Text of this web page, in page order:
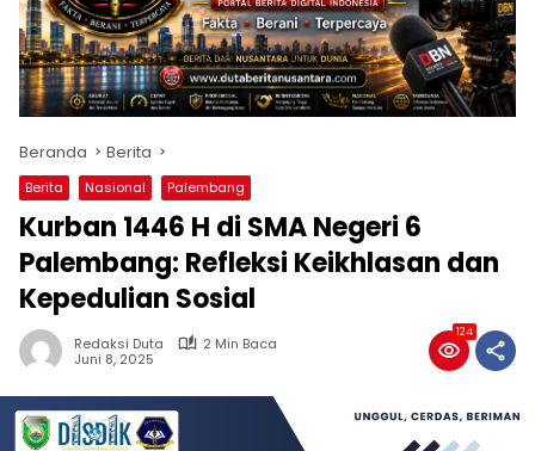
Beranda Berita
Berita Nasional Palembang
Kurban 1446 H di SMA Negeri 6
Palembang: Refleksi Keikhlasan dan
Kepedulian Sosial
Redaksi Duta
2 Min Baca
Juni 8, 2025
124